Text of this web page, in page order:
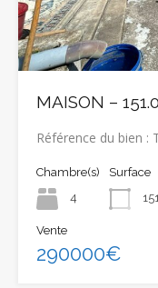
MAISON –
Référence du bien :
Chambre(s)
4
Surface
Vente
290000€